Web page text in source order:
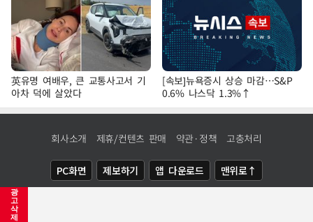
광
고
삭
제
英유명 여배우, 큰 교통사고서 기
아차 덕에 살았다
[속보]뉴욕증시 상승 마감…S&P
0.6% 나스닥 1.3%↑
회사소개 제휴/컨텐츠 판매 약관·정책 고충처리
PC화면 제보하기 앱 다운로드 맨위로↑